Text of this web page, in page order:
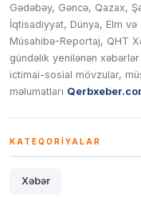
Gədəbəy, Gəncə, Qazax,
İqtisadiyyat, Dünya, Elm
Müsahibə-Reportaj, QHT
gündəlik yenilənən
ictimai-sosial mövzular,
məlumatları
KATEQORIYALAR
Xəbər